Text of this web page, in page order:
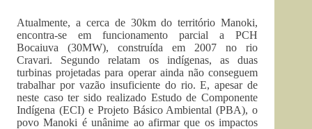
Atualmente, a cerca de 30km do território Manoki,
encontra-se em funcionamento parcial a PCH
Bocaiuva (30MW), construída em 2007 no rio
Cravari. Segundo relatam os indígenas, as duas
turbinas projetadas para operar ainda não conseguem
trabalhar por vazão insuficiente do rio. E, apesar de
neste caso ter sido realizado Estudo de Componente
Indígena (ECI) e Projeto Básico Ambiental (PBA), o
povo Manoki é unânime ao afirmar que os impactos